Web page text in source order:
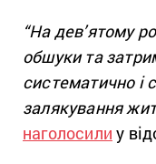
“На дев’ятому
обшуки та
систематично і
залякування
наголосили у